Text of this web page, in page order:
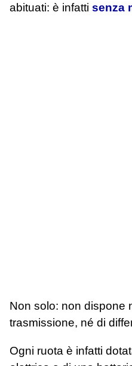
abituati: è infatti senza
Non solo: non dispone
trasmissione, né di
Ogni ruota è infatti